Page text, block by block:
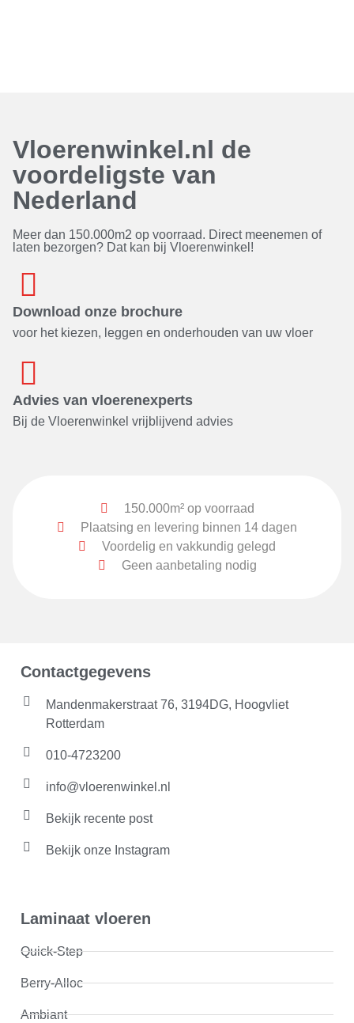
Vloerenwinkel.nl de
voordeligste van
Nederland
Meer dan 150.000m2 op voorraad. Direct meenemen of
laten bezorgen? Dat kan bij Vloerenwinkel!
Download onze brochure
voor het kiezen, leggen en onderhouden van uw vloer
Advies van vloerenexperts
Bij de Vloerenwinkel vrijblijvend advies
150.000m² op voorraad
Plaatsing en levering binnen 14 dagen
Voordelig en vakkundig gelegd
Geen aanbetaling nodig
Contactgegevens
Mandenmakerstraat 76, 3194DG, Hoogvliet
Rotterdam
010-4723200
info@vloerenwinkel.nl
Bekijk recente post
Bekijk onze Instagram
Laminaat vloeren
Quick-Step
Berry-Alloc
Ambiant